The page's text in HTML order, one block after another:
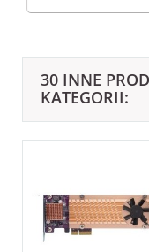
30 INNE
KATEGORII: